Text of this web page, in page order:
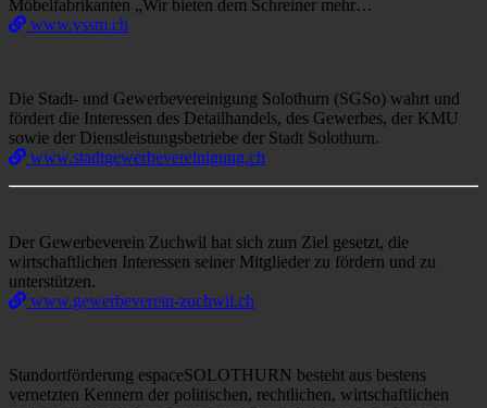
Möbelfabrikanten „Wir bieten dem Schreiner mehr…
www.vssm.ch
Die Stadt- und Gewerbevereinigung Solothurn (SGSo) wahrt und
fördert die Interessen des Detailhandels, des Gewerbes, der KMU
sowie der Dienstleistungsbetriebe der Stadt Solothurn.
www.stadtgewerbevereinigung.ch
Der Gewerbeverein Zuchwil hat sich zum Ziel gesetzt, die
wirtschaftlichen Interessen seiner Mitglieder zu fördern und zu
unterstützen.
www.gewerbeverein-zuchwil.ch
Standortförderung espaceSOLOTHURN besteht aus bestens
vernetzten Kennern der politischen, rechtlichen, wirtschaftlichen